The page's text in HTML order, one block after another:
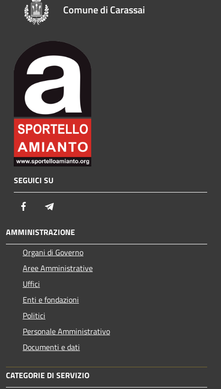
Comune di Carassai
SEGUICI SU
Facebook
AMMINISTRAZIONE
Organi di Governo
Aree Amministrative
Uffici
Enti e fondazioni
Politici
Personale Amministrativo
Documenti e dati
CATEGORIE DI SERVIZIO